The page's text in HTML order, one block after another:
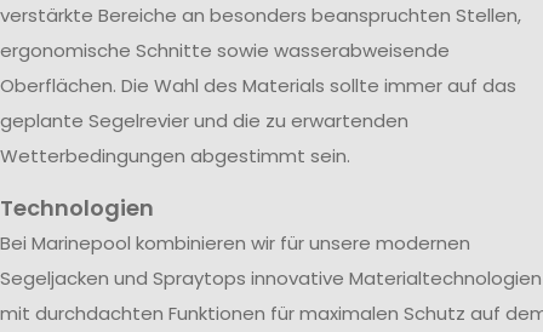
verstärkte Bereiche an besonders beanspruchten Stellen,
ergonomische Schnitte sowie wasserabweisende
Oberflächen. Die Wahl des Materials sollte immer auf das
geplante Segelrevier und die zu erwartenden
Wetterbedingungen abgestimmt sein.
Technologien
Bei Marinepool kombinieren wir für unsere modernen
Segeljacken und Spraytops innovative Materialtechnologien
mit durchdachten Funktionen für maximalen Schutz auf